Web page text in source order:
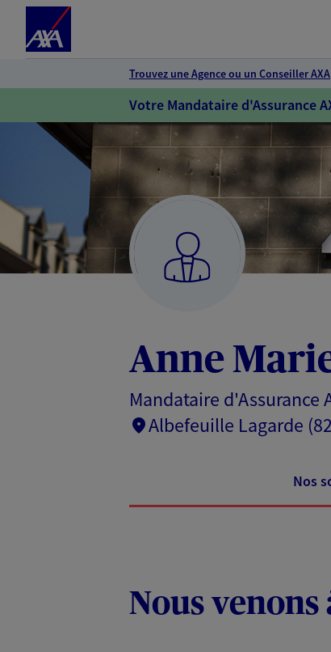
Trouvez une Agence ou un Conseiller AXA
Votre Mandataire d'Assurance
Anne
Mandataire d'Assurance
Albefeuille Lagarde
Nos
Nous